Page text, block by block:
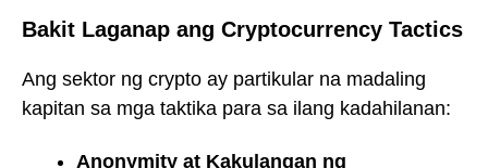
Bakit Laganap ang Cryptocurrency Tactics
Ang sektor ng crypto ay partikular na madaling
kapitan sa mga taktika para sa ilang kadahilanan:
Anonymity at Kakulangan ng